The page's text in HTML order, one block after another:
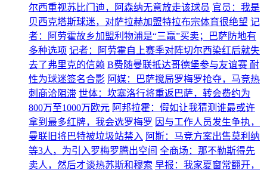
尔西重视苏比门迪，阿森纳无意放走该球员 官员：我是
贝西克塔斯球迷，对萨拉赫加盟特拉布宗体育很绝望 记
者：阿劳霍故乡加盟利物浦是“三赢”买卖；巴萨防地有
多种选项 记者：阿劳霍自上赛季对阵切尔西染红后就失
去了弗里克的信赖 B费随曼联抵达哥德堡参与友谊赛 耐
性为球迷签名合影 阿媒：巴萨搅局罗梅罗抢夺，马竞热
刺商洽阻滞 世体：坎塞洛行将重返巴萨，转会费约为
800万至1000万欧元 阿邦拉霍：假如让我猜测谁最或许
拿到最多红牌，我会选罗梅罗 因与工作人员发生争执，
曼联旧将巴特被垃圾站禁入 阿斯：马竞方案出售莫利纳
等3人，为引入罗梅罗腾出空间 全商场：那不勒斯得先
卖人，然后才谈热苏斯和穆索 早报：我家夏窗常翻开，